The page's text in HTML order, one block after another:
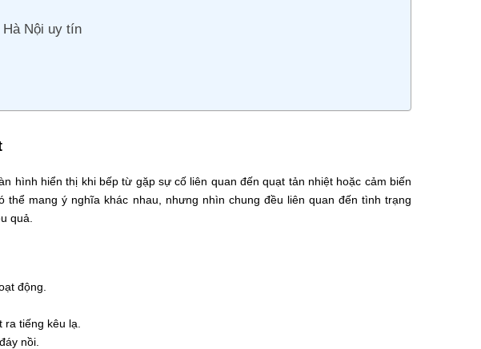
Nội uy tín
hình hiển thị khi bếp từ gặp sự cố liên quan đến quạt tản nhiệt hoặc cảm biến
thể mang ý nghĩa khác nhau, nhưng nhìn chung đều liên quan đến tình trạng
quả.
động.
tiếng kêu lạ.
nồi.